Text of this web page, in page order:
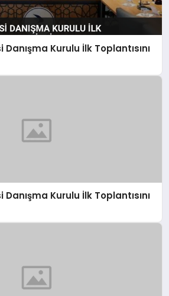
Kurulu İlk Toplantısını
Kurulu İlk Toplantısını